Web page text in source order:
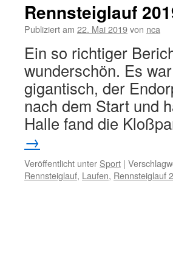
Rennsteiglauf
Publiziert am 22. Mai 2019von nca
Ein so richtiger
wunderschön. Es
gigantisch, der
nach dem Start und
Halle fand die
→
Veröffentlicht unter Sport |
Rennsteiglauf, Laufen, Rennsteiglauf